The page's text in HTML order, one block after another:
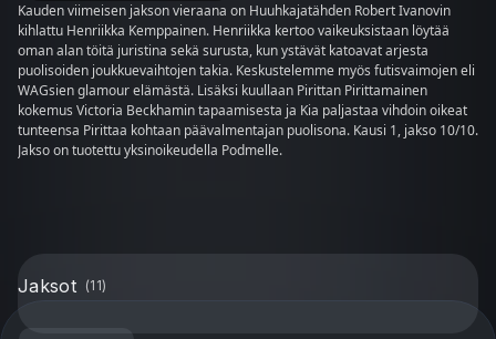
Kauden viimeisen jakson vieraana on Huuhkajatähden Robert Ivanovin
kihlattu Henriikka Kemppainen. Henriikka kertoo vaikeuksistaan löytää
oman alan töitä juristina sekä surusta, kun ystävät katoavat arjesta
puolisoiden joukkuevaihtojen takia. Keskustelemme myös futisvaimojen eli
WAGsien glamour elämästä. Lisäksi kuullaan Pirittan Pirittamainen
kokemus Victoria Beckhamin tapaamisesta ja Kia paljastaa vihdoin oikeat
tunteensa Pirittaa kohtaan päävalmentajan puolisona. Kausi 1, jakso 10/10.
Jakso on tuotettu yksinoikeudella Podmelle.
Jaksot (11)